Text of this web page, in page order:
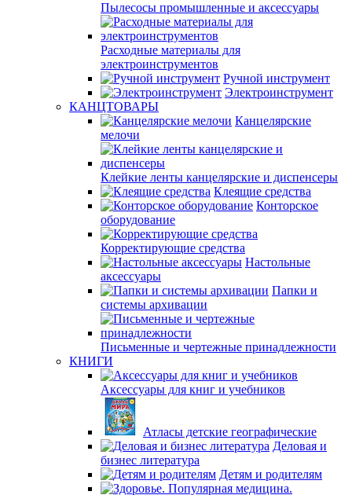
Пылесосы промышленные и аксессуары
Расходные материалы для
электроинструментов
Ручной инструмент
Электроинструмент
КАНЦТОВАРЫ
Канцелярские
мелочи
Клейкие ленты канцелярские и диспенсеры
Клеящие средства
Конторское
оборудование
Корректирующие средства
Настольные
аксессуары
Папки и
системы архивации
Письменные и чертежные принадлежности
КНИГИ
Аксессуары для книг и учебников
Атласы детские географические
Деловая и
бизнес литература
Детям и родителям